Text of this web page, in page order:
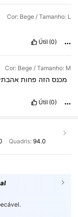
Cor: Bege / Tamanho: L
Útil (0)
Cor: Bege / Tamanho: M
מכנס הזה פחות אהבתי
Útil (0)
Quadris: 94.0